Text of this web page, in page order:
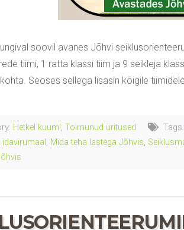
soovil avanes Jõhvi
tiimi, 1 ratta klassi tiim ja 9 seikleja
Seoses sellega lisasin kõigile
Hetkel kuum!, Toimunud üritused Tags:
, Mida teha lastega Jõhvis,